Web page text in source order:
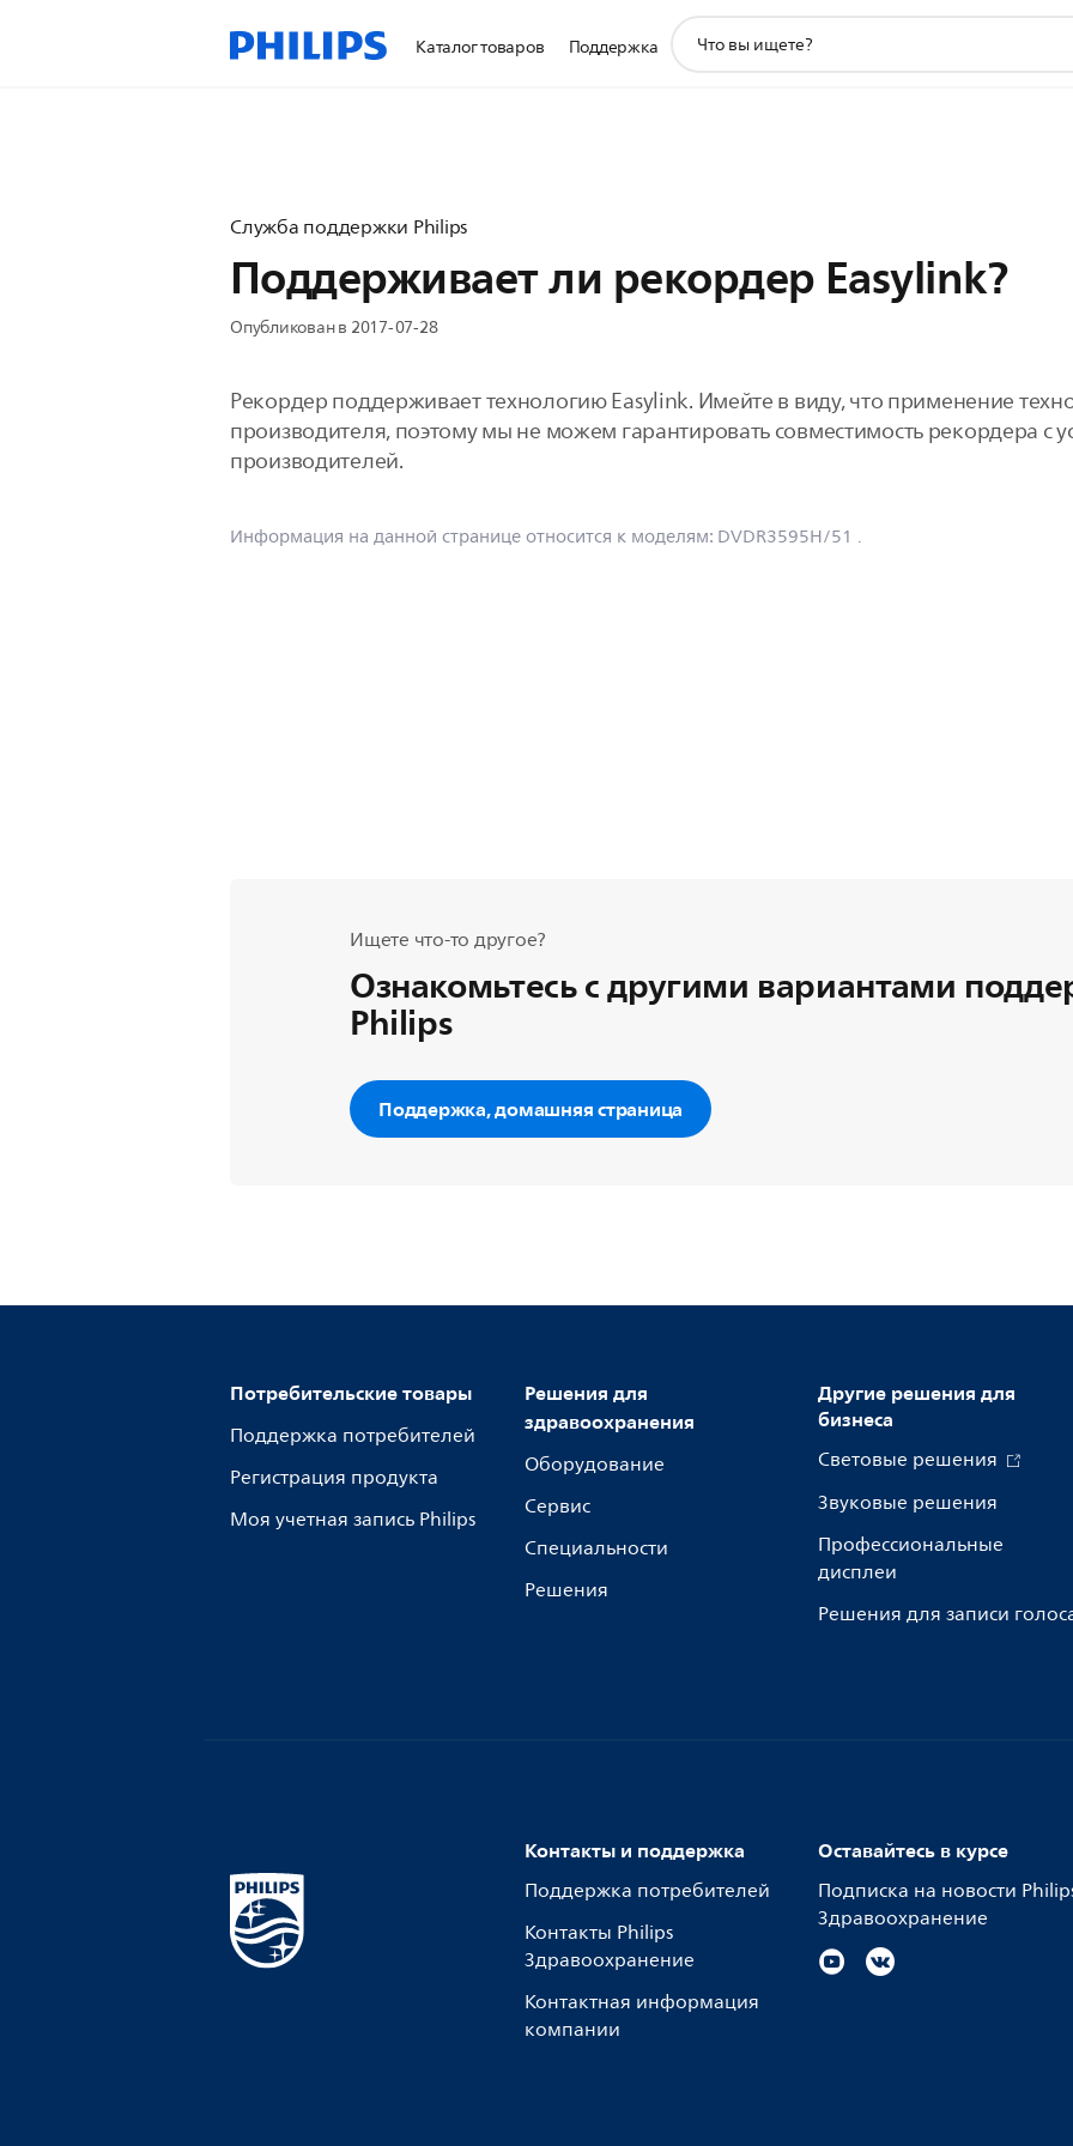
Каталог товаров Поддержка
поддержки
Служба поддержки Philips
Поддерживает ли рекордер Easylink?
Опубликован в 2017-07-28
Рекордер поддерживает технологию Easylink. Имейте в виду, что применение
производителя, поэтому мы не можем гарантировать совместимость рекордера с
производителей.
Информация на данной странице относится к моделям: DVDR3595H/51 .
Ищете что-то другое?
Ознакомьтесь с другими вариантами
Philips
Поддержка, домашняя страница
Потребительские товары
Поддержка потребителей
Регистрация продукта
Моя учетная запись Philips
Решения для
здравоохранения
Оборудование
Сервис
Специальности
Решения
Другие решения для
бизнеса
Световые решения
Звуковые решения
Профессиональные
дисплеи
Решения для записи
Контакты и поддержка
Поддержка потребителей
Контакты Philips
Здравоохранение
Контактная информация
компании
Оставайтесь в курсе
Подписка на новости
Здравоохранение